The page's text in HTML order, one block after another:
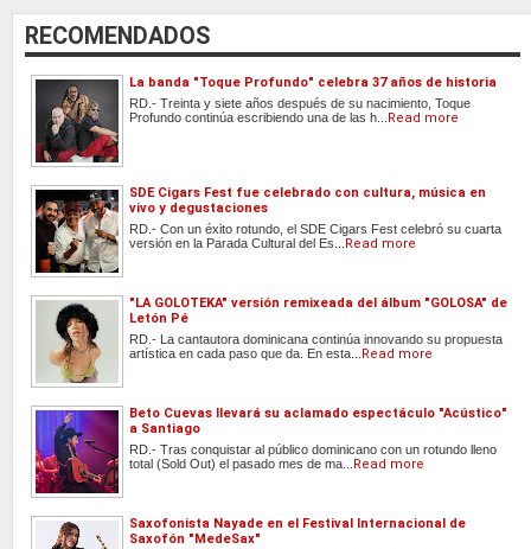
RECOMENDADOS
La banda "Toque Profundo" celebra 37 años de historia
RD.- Treinta y siete años después de su nacimiento, Toque
Profundo continúa escribiendo una de las h...
Read more
SDE Cigars Fest fue celebrado con cultura, música en
vivo y degustaciones
RD.- Con un éxito rotundo, el SDE Cigars Fest celebró su cuarta
versión en la Parada Cultural del Es...
Read more
"LA GOLOTEKA" versión remixeada del álbum "GOLOSA" de
Letón Pé
RD.- La cantautora dominicana continúa innovando su propuesta
artística en cada paso que da. En esta...
Read more
Beto Cuevas llevará su aclamado espectáculo "Acústico"
a Santiago
RD.- Tras conquistar al público dominicano con un rotundo lleno
total (Sold Out) el pasado mes de ma...
Read more
Saxofonista Nayade en el Festival Internacional de
Saxofón "MedeSax"